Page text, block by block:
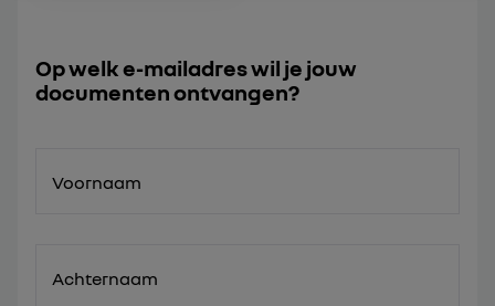
Op welk e-mailadres wil je jouw
documenten ontvangen?
Voornaam
Achternaam